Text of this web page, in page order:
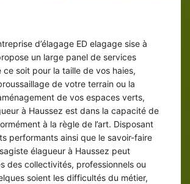
d’élagage ED elagage sise à
un large panel de services
ce soit pour la taille de vos haies,
de votre terrain ou la
de vos espaces verts,
à Haussez est dans la capacité de
à la règle de l’art. Disposant
performants ainsi que le savoir-faire
élagueur à Haussez peut
des collectivités, professionnels ou
soient les difficultés du métier,